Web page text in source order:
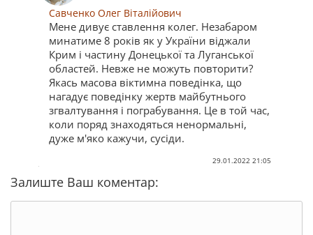
Савченко Олег Віталійович
Мене дивує ставлення колег. Незабаром
минатиме 8 років як у України віджали
Крим і частину Донецької та Луганської
областей. Невже не можуть повторити?
Якась масова віктимна поведінка, що
нагадує поведінку жертв майбутнього
згвалтування і пограбування. Це в той час,
коли поряд знаходяться ненормальні,
дуже м'яко кажучи, сусіди.
29.01.2022 21:05
Залиште Ваш коментар: